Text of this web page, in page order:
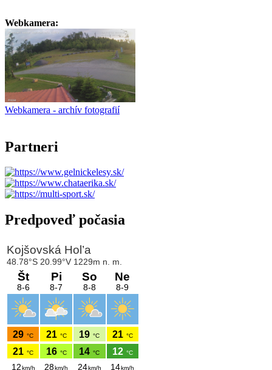
Webkamera:
Webkamera - archív fotografií
Partneri
Predpoveď počasia